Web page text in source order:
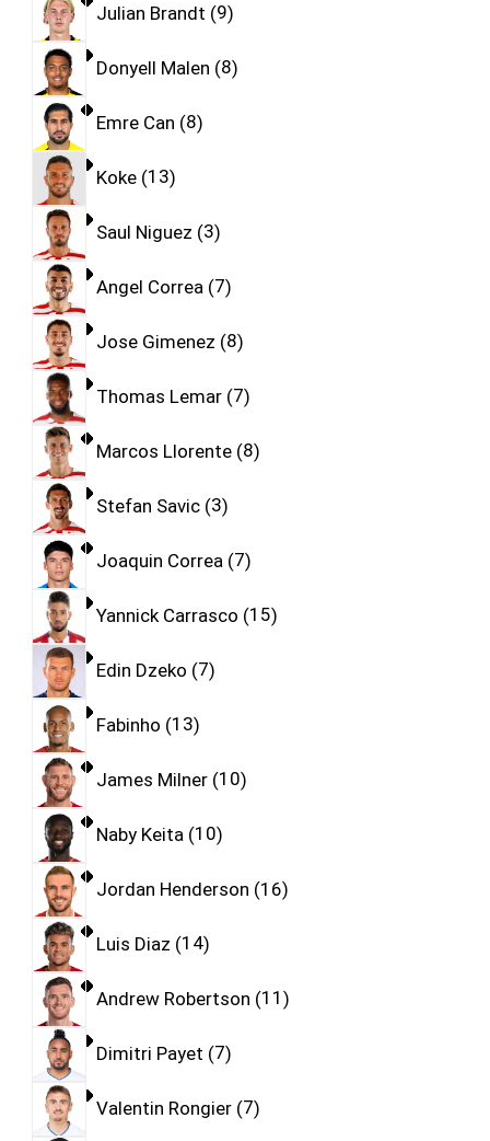
Julian Brandt 9
Donyell Malen 8
Emre Can 8
Koke 13
Saul Niguez 3
Angel Correa 7
Jose Gimenez 8
Thomas Lemar 7
Marcos Llorente 8
Stefan Savic 3
Joaquin Correa 7
Yannick Carrasco 15
Edin Dzeko 7
Fabinho 13
James Milner 10
Naby Keita 10
Jordan Henderson 16
Luis Diaz 14
Andrew Robertson 11
Dimitri Payet 7
Valentin Rongier 7